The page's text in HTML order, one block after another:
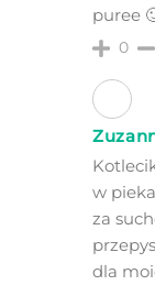
puree
0
w
za
dla